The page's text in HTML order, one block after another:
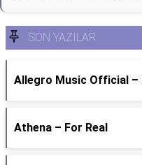
SON YAZILAR
Allegro Music Official –
Athena – For Real